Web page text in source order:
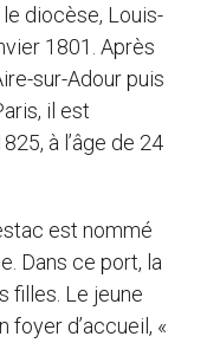
diocèse, Louis-
1801. Après
sur-Adour puis
il est
à l’âge de 24
est nommé
Dans ce port, la
filles. Le jeune
foyer d’accueil, «